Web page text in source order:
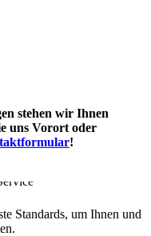
stehen wir Ihnen
uns Vorort oder
!
Standards, um Ihnen und